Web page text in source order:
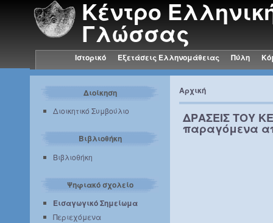
Κέντρο
Γλώσσας
Ιστορικό Εξετάσεις Ελληνομάθειας Πύλη
Διοίκηση
Διοικητικό Συμβούλιο
Βιβλιοθήκη
Βιβλιοθήκη
Ψηφιακό σχολείο
Εισαγωγικό Σημείωμα
Περιεχόμενα
Αρχική
ΔΡΑΣΕΙΣ ΤΟΥ
παραγόμενα